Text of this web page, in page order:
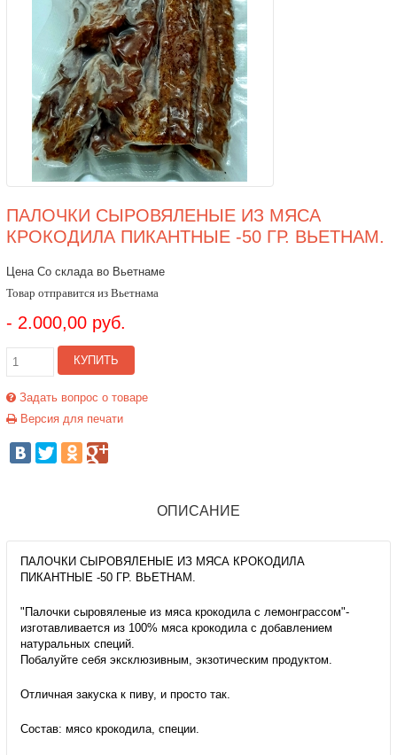
ПАЛОЧКИ СЫРОВЯЛЕНЫЕ ИЗ МЯСА
КРОКОДИЛА ПИКАНТНЫЕ -50 ГР. ВЬЕТНАМ.
Цена Со склада во Вьетнаме
Товар отправится из Вьетнама
- 2.000,00 руб.
КУПИТЬ
Задать вопрос о товаре
Версия для печати
ОПИСАНИЕ
ПАЛОЧКИ СЫРОВЯЛЕНЫЕ ИЗ МЯСА КРОКОДИЛА
ПИКАНТНЫЕ -50 ГР. ВЬЕТНАМ.
"Палочки сыровяленые из мяса крокодила с лемонграссом"-
изготавливается из 100% мяса крокодила с добавлением
натуральных специй.
Побалуйте себя эксклюзивным, экзотическим продуктом.
Отличная закуска к пиву, и просто так.
Состав: мясо крокодила, специи.